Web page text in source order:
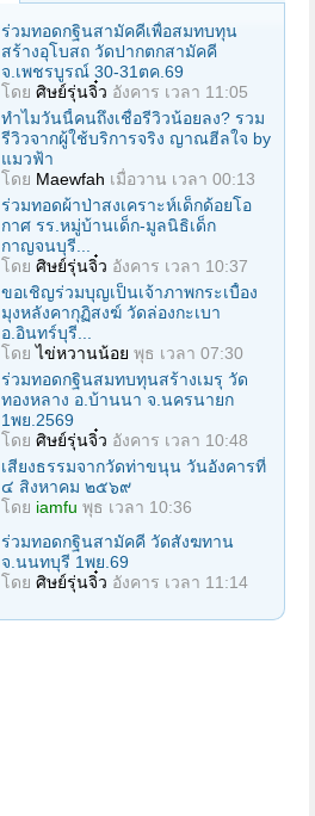
ร่วมทอดกฐินสามัคคีเพื่อสมทบทุน
สร้างอุโบสถ วัดปากตกสามัคคี
จ.เพชรบูรณ์ 30-31ตค.69
โดย ศิษย์รุ่นจิ๋ว อังคาร เวลา 11:05
ทำไมวันนี้คนถึงเชื่อรีวิวน้อยลง? รวม
รีวิวจากผู้ใช้บริการจริง ญาณฮีลใจ by
แมวฟ้า
โดย Maewfah เมื่อวาน เวลา 00:13
ร่วมทอดผ้าป่าสงเคราะห์เด็กด้อยโอ
กาศ รร.หมู่บ้านเด็ก-มูลนิธิเด็ก
กาญจนบุรี...
โดย ศิษย์รุ่นจิ๋ว อังคาร เวลา 10:37
ขอเชิญร่วมบุญเป็นเจ้าภาพกระเบื้อง
มุงหลังคากุฏิสงฆ์ วัดล่องกะเบา
อ.อินทร์บุรี...
โดยไข่หวานน้อย พุธ เวลา 07:30
ร่วมทอดกฐินสมทบทุนสร้างเมรุ วัด
ทองหลาง อ.บ้านนา จ.นครนายก
1พย.2569
โดย ศิษย์รุ่นจิ๋ว อังคาร เวลา 10:48
เสียงธรรมจากวัดท่าขนุน วันอังคารที่
๔ สิงหาคม ๒๕๖๙
โดย iamfu พุธ เวลา 10:36
ร่วมทอดกฐินสามัคคี วัดสังฆทาน
จ.นนทบุรี 1พย.69
โดย ศิษย์รุ่นจิ๋ว อังคาร เวลา 11:14